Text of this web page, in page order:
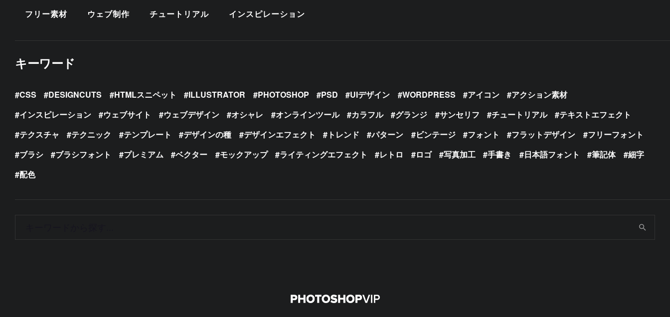
フリー素材 ウェブ制作 チュートリアル インスピレーション
キーワード
CSS DESIGNCUTS HTMLスニペット ILLUSTRATOR PHOTOSHOP PSD UIデザイン WORDPRESS アイコン
アクション素材
インスピレーション
ウェブサイト ウェブデザイン オシャレ オンラインツール カラフル グランジ サンセリフ チュートリアル
テキストエフェクト
テクスチャ
テクニック テンプレート デザインの種 デザインエフェクト トレンド パターン ビンテージ フォント フラットデザイン
フリーフォント
ブラシ
ブラシフォント プレミアム ベクター モックアップ ライティングエフェクト レトロ ロゴ 写真加工 手書き 日本語フォント 筆記体
細字
配色